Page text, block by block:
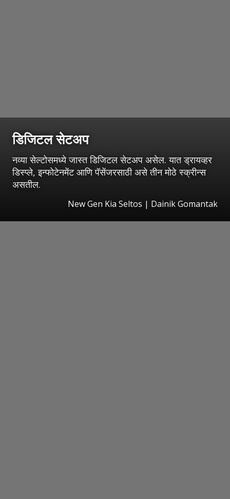
डिजिटल सेटअप
नव्या सेल्टोसमध्ये जास्त डिजिटल सेटअप असेल. यात ड्रायव्हर
डिस्प्ले, इन्फोटेनमेंट आणि पॅसेंजरसाठी असे तीन मोठे स्क्रीन्स
असतील.
New Gen Kia Seltos | Dainik Gomantak